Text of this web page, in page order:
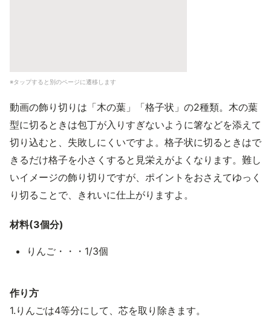
※タップすると別のページに遷移します
動画の飾り切りは「木の葉」「格子状」の2種類。木の葉
型に切るときは包丁が入りすぎないように箸などを添えて
切り込むと、失敗しにくいですよ。格子状に切るときはで
きるだけ格子を小さくすると見栄えがよくなります。難し
いイメージの飾り切りですが、ポイントをおさえてゆっく
り切ることで、きれいに仕上がりますよ。
材料(3個分)
りんご・・・1/3個
作り方
1.りんごは4等分にして、芯を取り除きます。